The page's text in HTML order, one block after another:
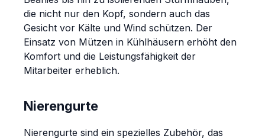
die nicht nur den Kopf, sondern auch das
Gesicht vor Kälte und Wind schützen. Der
Einsatz von Mützen in Kühlhäusern erhöht den
Komfort und die Leistungsfähigkeit der
Mitarbeiter erheblich.
Nierengurte
Nierengurte sind ein spezielles Zubehör, das